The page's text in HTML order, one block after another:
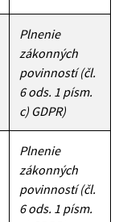
Plnenie
zákonných
povinností (čl.
6 ods. 1 písm.
c) GDPR)
Plnenie
zákonných
povinností (čl.
6 ods. 1 písm.